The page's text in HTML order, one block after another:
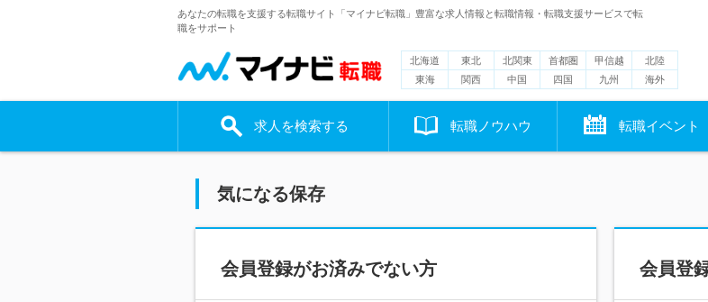
あなたの転職を支援する転職サイト「マイナビ転職」豊富な求人情報と転職情報・転職支援サービスで転
職をサポート
北海道 東北 北関東 首都圏 甲信越
北陸
東海
関西 中国 四国 九州 海外
求人を検索する 転職ノウハウ 転職イベント
気になる保存
会員登録がお済みでない方 会員登